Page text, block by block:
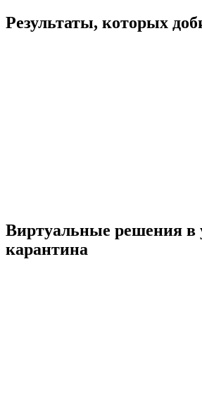
Результаты, которых
Виртуальные решения в
карантина